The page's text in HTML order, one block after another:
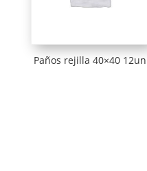
Paños rejilla 40×40 12un